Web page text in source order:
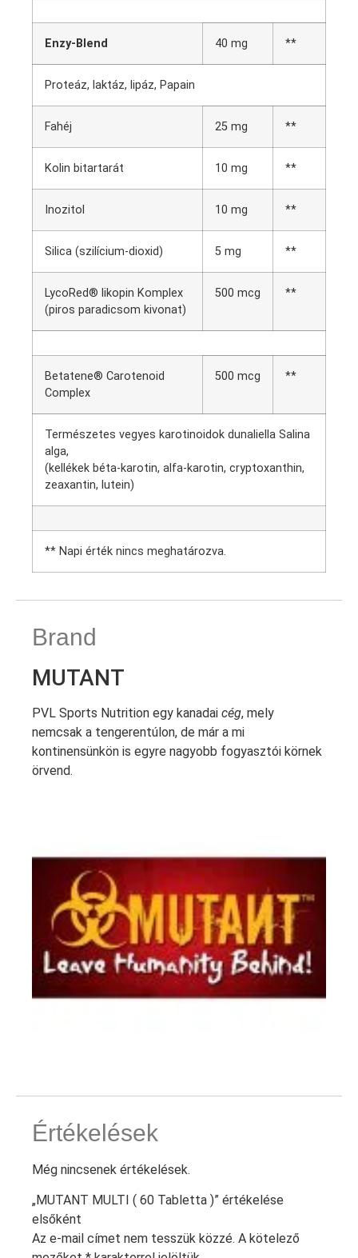
Enzy-Blend 40 mg **
Proteáz, laktáz, lipáz, Papain
Fahéj 25 mg **
Kolin bitartarát 10 mg **
Inozitol 10 mg **
Silica (szilícium-dioxid) 5 mg **
LycoRed® likopin Komplex
(piros paradicsom kivonat)
500 mcg **
Betatene® Carotenoid
Complex
500 mcg **
Természetes vegyes karotinoidok dunaliella Salina
alga,
(kellékek béta-karotin, alfa-karotin, cryptoxanthin,
zeaxantin, lutein)
** Napi érték nincs meghatározva.
Brand
MUTANT
PVL Sports Nutrition egy kanadai cég, mely
nemcsak a tengerentúlon, de már a mi
kontinensünkön is egyre nagyobb fogyasztói körnek
örvend.
Értékelések
Még nincsenek értékelések.
„MUTANT MULTI ( 60 Tabletta )” értékelése
elsőként
Az e-mail címet nem tesszük közzé. A kötelező